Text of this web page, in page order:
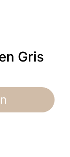
Gris